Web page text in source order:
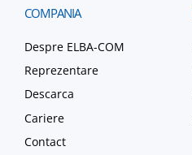
COMPANIA
Despre ELBA-COM
Reprezentare
Descarca
Cariere
Contact